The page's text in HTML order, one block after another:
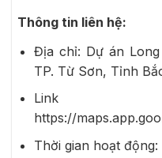
Thông tin liên hệ:
Địa chỉ: Dự án
TP. Từ Sơn, Tỉnh
Link
https://
Thời gian hoạt động: